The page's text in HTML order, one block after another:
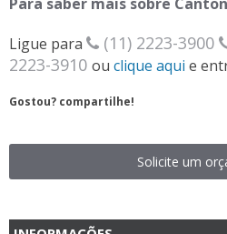
Ligue para
(11) 2223-3900
2223-3910 ou clique aqui e
Gostou? compartilhe!
Solicite um